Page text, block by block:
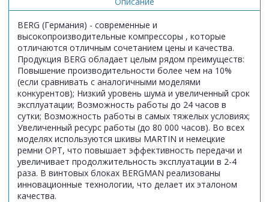
BERG (Германия) - современные и
высокопроизводительные компрессоры , которые
отличаются отличным сочетанием цены и качества.
Продукция BERG обладает целым рядом преимуществ:
Повышение производительности более чем на 10%
(если сравнивать с аналогичными моделями
конкурентов); Низкий уровень шума и увеличенный срок
эксплуатации; Возможность работы до 24 часов в
сутки; Возможность работы в самых тяжелых условиях;
Увеличенный ресурс работы (до 80 000 часов). Во всех
моделях используются шкивы MARTIN и немецкие
ремни ОРТ, что повышает эффективность передачи и
увеличивает продолжительность эксплуатации в 2-4
раза. В винтовых блоках BERGMAN реализованы
инновационные технологии, что делает их эталоном
качества.